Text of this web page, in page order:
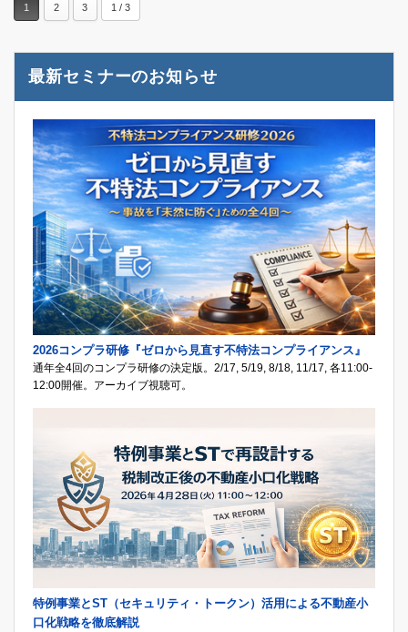
1 2 3 1 / 3
最新セミナーのお知らせ
2026コンプラ研修『ゼロから見直す不特法コンプライアンス』
通年全4回のコンプラ研修の決定版。2/17, 5/19, 8/18, 11/17, 各11:00-
12:00開催。アーカイブ視聴可。
特例事業とST（セキュリティ・トークン）活用による不動産小
口化戦略を徹底解説